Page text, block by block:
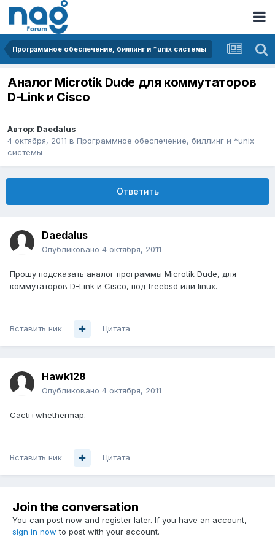
Программное обеспечение, биллинг и *unix системы
Аналог Microtik Dude для коммутаторов
D-Link и Cisco
Автор: Daedalus
4 октября, 2011 в Программное обеспечение, биллинг и *unix
системы
Ответить
Daedalus
Опубликовано 4 октября, 2011
Прошу подсказать аналог программы Microtik Dudе, для
коммутаторов D-Link и Cisco, под freebsd или linux.
Вставить ник Цитата
Hawk128
Опубликовано 4 октября, 2011
Cacti+whethermap.
Вставить ник Цитата
Join the conversation
You can post now and register later. If you have an account,
sign in now to post with your account.